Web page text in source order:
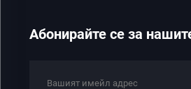
Абонирайте се за